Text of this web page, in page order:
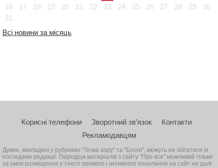
16
17 18 19 20 21 22 23 24 25 26 27 28 29
30
31
Всі новини за місяць
Корисні телефони Зворотний зв’язок
Контакти
Рекламодавцям
Думки, викладені у рубриках "Точка зору" та "Блоги", можуть не збігатися із
поглядами редакції. Передрук матеріалів з сайту "Про все" можливий тільки
за умов розміщення у тексті прямого і активного посилання на сайт не далі